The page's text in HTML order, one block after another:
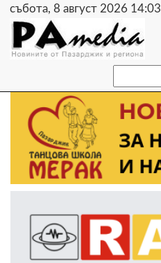
събота, 8 август 2026 14:03